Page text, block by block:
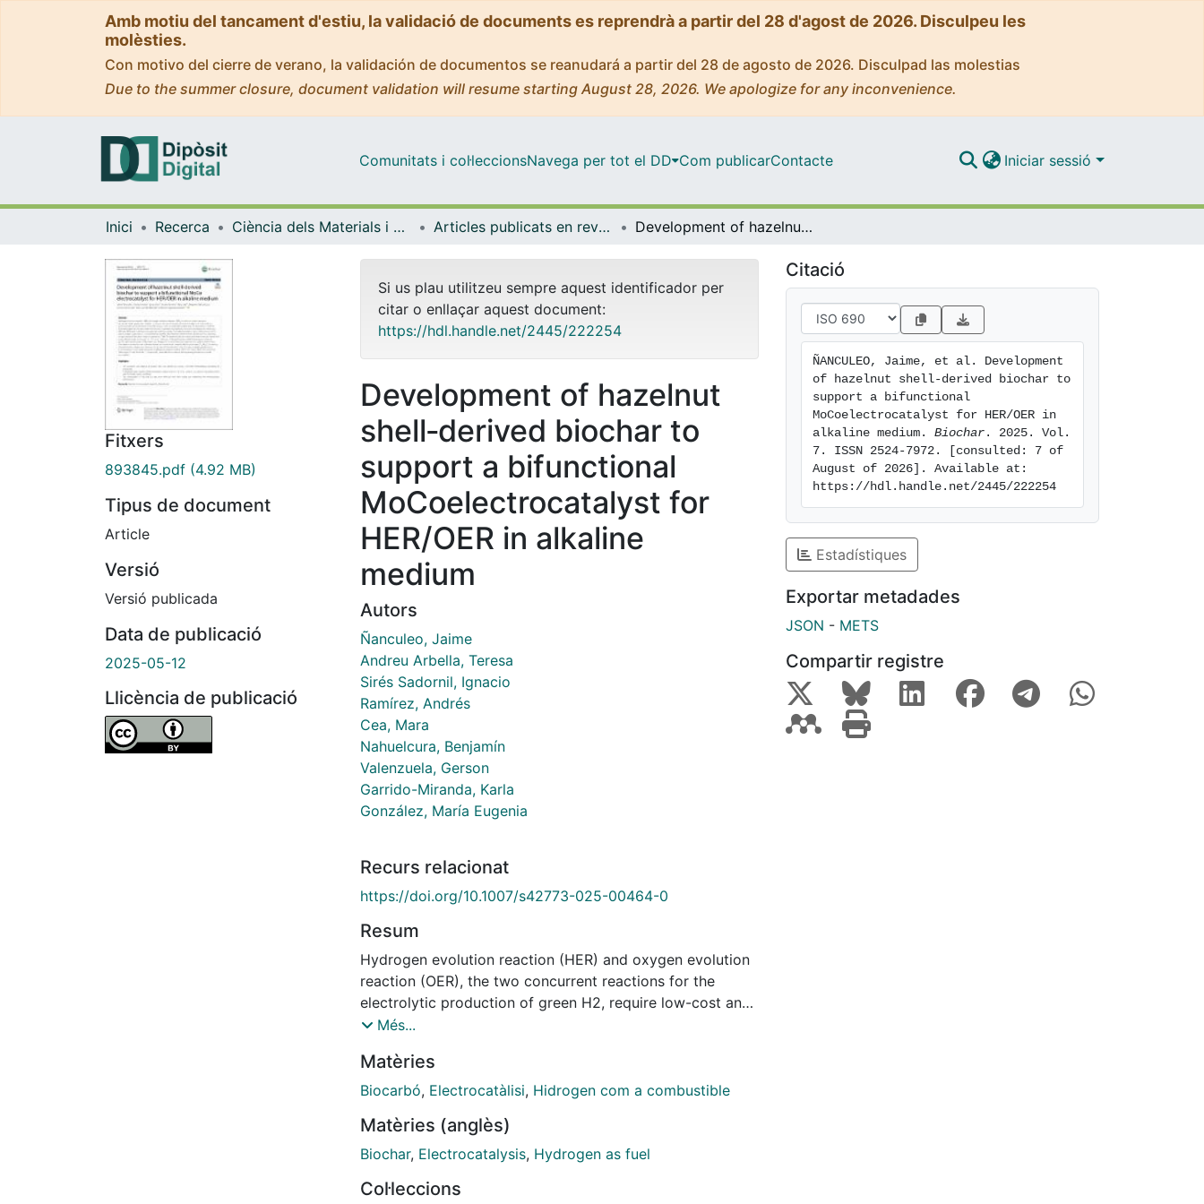
Amb motiu del tancament d'estiu, la validació de documents es reprendrà a partir del 28 d'agost de 2026. Disculpeu les
molèsties.
Con motivo del cierre de verano, la validación de documentos se reanudará a partir del 28 de agosto de 2026. Disculpad las molestias
Due to the summer closure, document validation will resume starting August 28, 2026. We apologize for any inconvenience.
Comunitats i col·leccionsNavega per tot el DD Com publicarContacte Iniciar sessió
Inici Recerca Ciència dels Materials i Química Física Articles publicats en revistes (Ciència dels Materials i Química Física) Development of hazelnut shell‑derived biochar to support a bifunctional MoCoelectrocatalyst for HER/OER in alkaline medium
Fitxers
893845.pdf (4.92 MB)
Tipus de document
Article
Versió
Versió publicada
Data de publicació
2025-05-12
Llicència de publicació
Si us plau utilitzeu sempre aquest identificador per
citar o enllaçar aquest document:
https://hdl.handle.net/2445/222254
Development of hazelnut
shell‑derived biochar to
support a bifunctional
MoCoelectrocatalyst for
HER/OER in alkaline
medium
Autors
Ñanculeo, Jaime
Andreu Arbella, Teresa
Sirés Sadornil, Ignacio
Ramírez, Andrés
Cea, Mara
Nahuelcura, Benjamín
Valenzuela, Gerson
Garrido-Miranda, Karla
González, María Eugenia
Recurs relacionat
https://doi.org/10.1007/s42773-025-00464-0
Resum
Hydrogen evolution reaction (HER) and oxygen evolution
reaction (OER), the two concurrent reactions for the
electrolytic production of green H2, require low-cost and
sustainable electrocatalysts for their scale-up, as for
with high surface area. Our hypothesis is that the
activated-doped biochar decorated with Mo and Co
enhancing HER and OER kinetics with low overpotentials
and high stability in an alkaline medium. Here, a
biochar obtained from hazelnut shells has been
Més...
Matèries
Biocarbó, Electrocatàlisi, Hidrogen com a combustible
Matèries (anglès)
Biochar, Electrocatalysis, Hydrogen as fuel
Col·leccions
Citació
ÑANCULEO, Jaime, et al. Development
of hazelnut shell‑derived biochar to
support a bifunctional
MoCoelectrocatalyst for HER/OER in
alkaline medium. Biochar . 2025. Vol.
7. ISSN 2524-7972. [consulted: 7 of
August of 2026]. Available at:
https://hdl.handle.net/2445/222254
Estadístiques
Exportar metadades
JSON - METS
Compartir registre